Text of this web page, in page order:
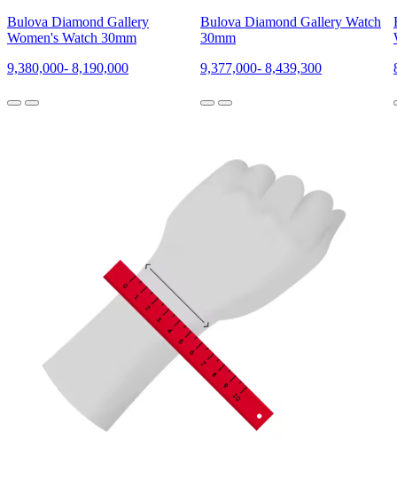
Bulova Diamond Gallery
Women's Watch 30mm
9,380,000- 8,190,000
Bulova Diamond Gallery Watch
30mm
9,377,000- 8,439,300